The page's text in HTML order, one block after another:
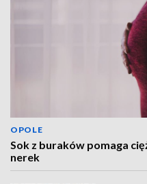
OPOLE
Sok z buraków pomaga
nerek